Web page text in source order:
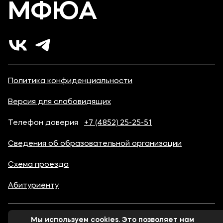
МФЮА
Политика конфиденциальности
Версия для слабовидящих
Телефон доверия +7 (4852) 25-25-51
Сведения об образовательной организации
Схема проезда
Абитуриенту
© 1998-2026 Московский финансово-юридический
Мы используем cookies. Это позволяет нам